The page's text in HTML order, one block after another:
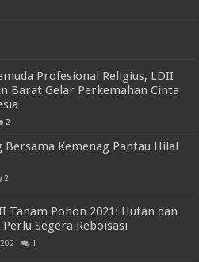
Profesional Religius, LDII
Barat Gelar Perkemahan Cinta
2
Bersama Kemenag Pantau Hilal
2
Tanam Pohon 2021: Hutan dan
Segera Reboisasi
1